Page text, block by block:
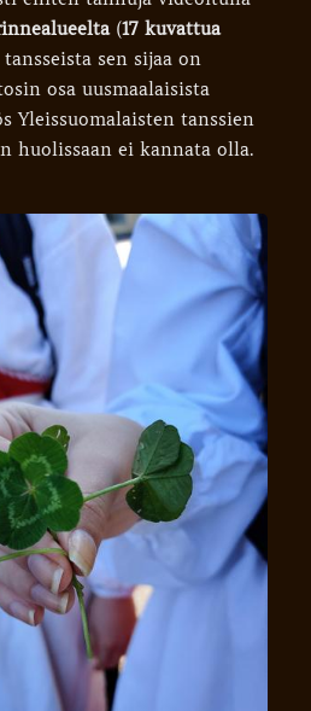
(17 kuvattua
sen sijaa on
osa uusmaalaisista
Yleissuomalaisten tanssien
huolissaan ei kannata olla.